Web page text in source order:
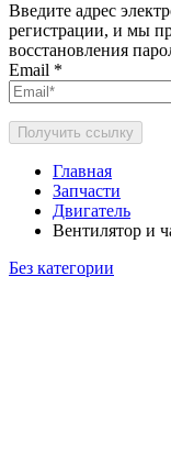
Введите адрес
регистрации, и мы
восстановления
Email *
Получить ссылку
Главная
Запчасти
Двигатель
Вентилятор и
Без категории